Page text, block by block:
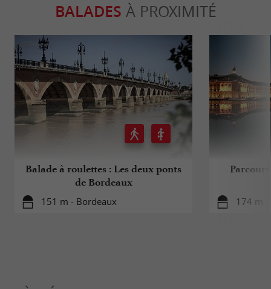
BALADES À PROXIMITÉ
Balade à roulettes : Les deux ponts
de Bordeaux
151 m - Bordeaux 174 m